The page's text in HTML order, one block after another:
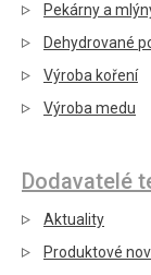
Pekárny a
Dehydrované
Výroba koření
Výroba medu
Dodavatelé
Aktuality
Produktové